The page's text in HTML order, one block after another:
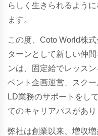
らしく生きられるよう
ます。
この度、Coto World株
ターンとして新しい仲
ンは、固定給でレッス
ベント企画運営、スク
LD業務のサポートをし
てのキャリアパスがあり
弊社は創業以来、増収